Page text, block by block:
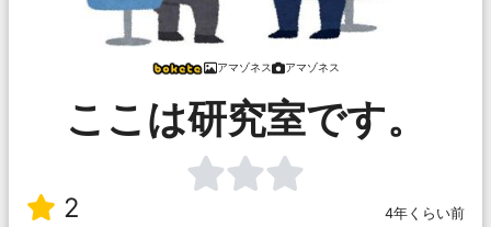
アマゾネス アマゾネス
ここは研究室です。
2
4年くらい前